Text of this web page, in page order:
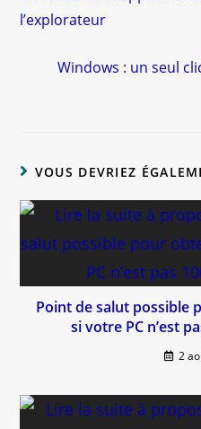
l’explorateur
Windows : un seul
VOUS DEVRIEZ
Point de salut possible
si votre PC n’est
2